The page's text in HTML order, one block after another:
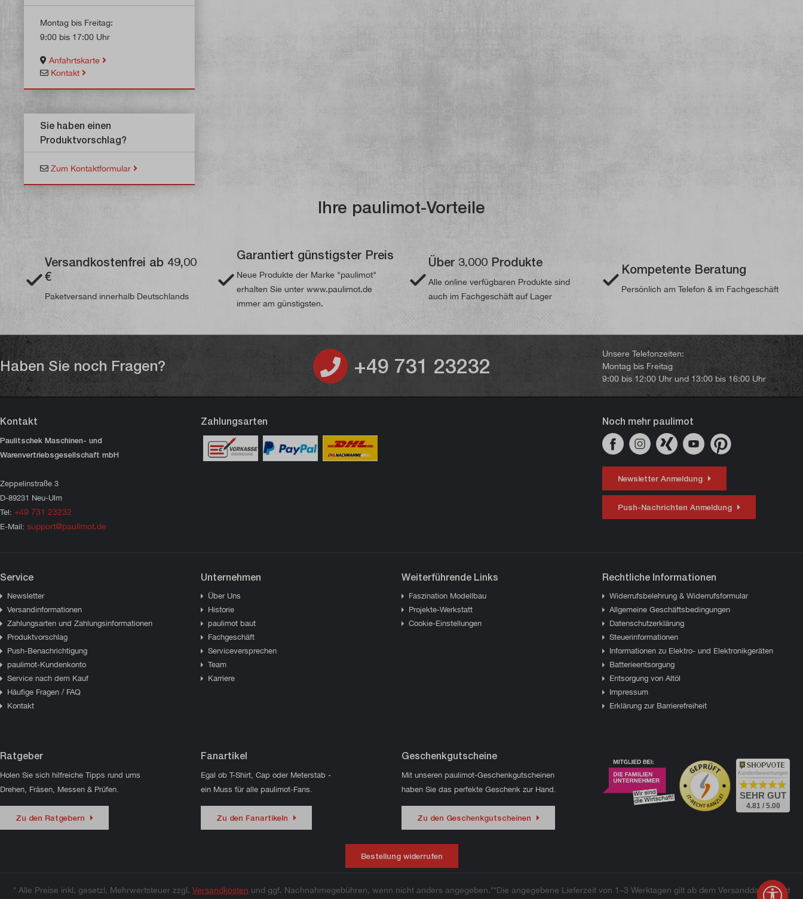
Montag bis Freitag:
9:00 bis 17:00 Uhr
Anfahrtskarte
Kontakt
Sie haben einen
Produktvorschlag?
Zum Kontaktformular
Ihre paulimot-Vorteile
Versandkostenfrei ab 49,00
€
Paketversand innerhalb Deutschlands
Garantiert günstigster Preis
Neue Produkte der Marke "paulimot"
erhalten Sie unter www.paulimot.de
immer am günstigsten.
Über 3.000 Produkte
Alle online verfügbaren Produkte sind
auch im Fachgeschäft auf Lager
Kompetente Beratung
Persönlich am Telefon & im Fachgeschäft
Haben Sie noch Fragen? +49 731 23232
Unsere Telefonzeiten:
Montag bis Freitag
9:00 bis 12:00 Uhr und 13:00 bis 16:00 Uhr
Kontakt
Paulitschek Maschinen- und
Warenvertriebsgesellschaft mbH
Zeppelinstraße 3
D-89231 Neu-Ulm
Tel: +49 731 23232
E-Mail: support@paulimot.de
Zahlungsarten Noch mehr paulimot
Newsletter Anmeldung
Push-Nachrichten Anmeldung
Service
Newsletter
Versandinformationen
Zahlungsarten und Zahlungsinformationen
Produktvorschlag
Push-Benachrichtigung
paulimot-Kundenkonto
Service nach dem Kauf
Häufige Fragen / FAQ
Kontakt
Unternehmen
Über Uns
Historie
paulimot baut
Fachgeschäft
Serviceversprechen
Team
Karriere
Weiterführende Links
Faszination Modellbau
Projekte-Werkstatt
Cookie-Einstellungen
Rechtliche Informationen
Widerrufsbelehrung & Widerrufsformular
Allgemeine Geschäftsbedingungen
Datenschutzerklärung
Steuerinformationen
Informationen zu Elektro- und Elektronikgeräten
Batterieentsorgung
Entsorgung von Altöl
Impressum
Erklärung zur Barrierefreiheit
Ratgeber
Holen Sie sich hilfreiche Tipps rund ums
Drehen, Fräsen, Messen & Prüfen.
Zu den Ratgebern
Fanartikel
Egal ob T-Shirt, Cap oder Meterstab -
ein Muss für alle paulimot-Fans.
Zu den Fanartikeln
Geschenkgutscheine
Mit unseren paulimot-Geschenkgutscheinen
haben Sie das perfekte Geschenk zur Hand.
Zu den Geschenkgutscheinen
Kundenbewertungen
SEHR GUT
4.81 / 5.00
Bestellung widerrufen
* Alle Preise inkl. gesetzl. Mehrwertsteuer zzgl. Versandkosten und ggf. Nachnahmegebühren, wenn nicht anders angegeben.**Die angegebene Lieferzeit von 1–3 Werktagen gilt ab dem Versanddatum und